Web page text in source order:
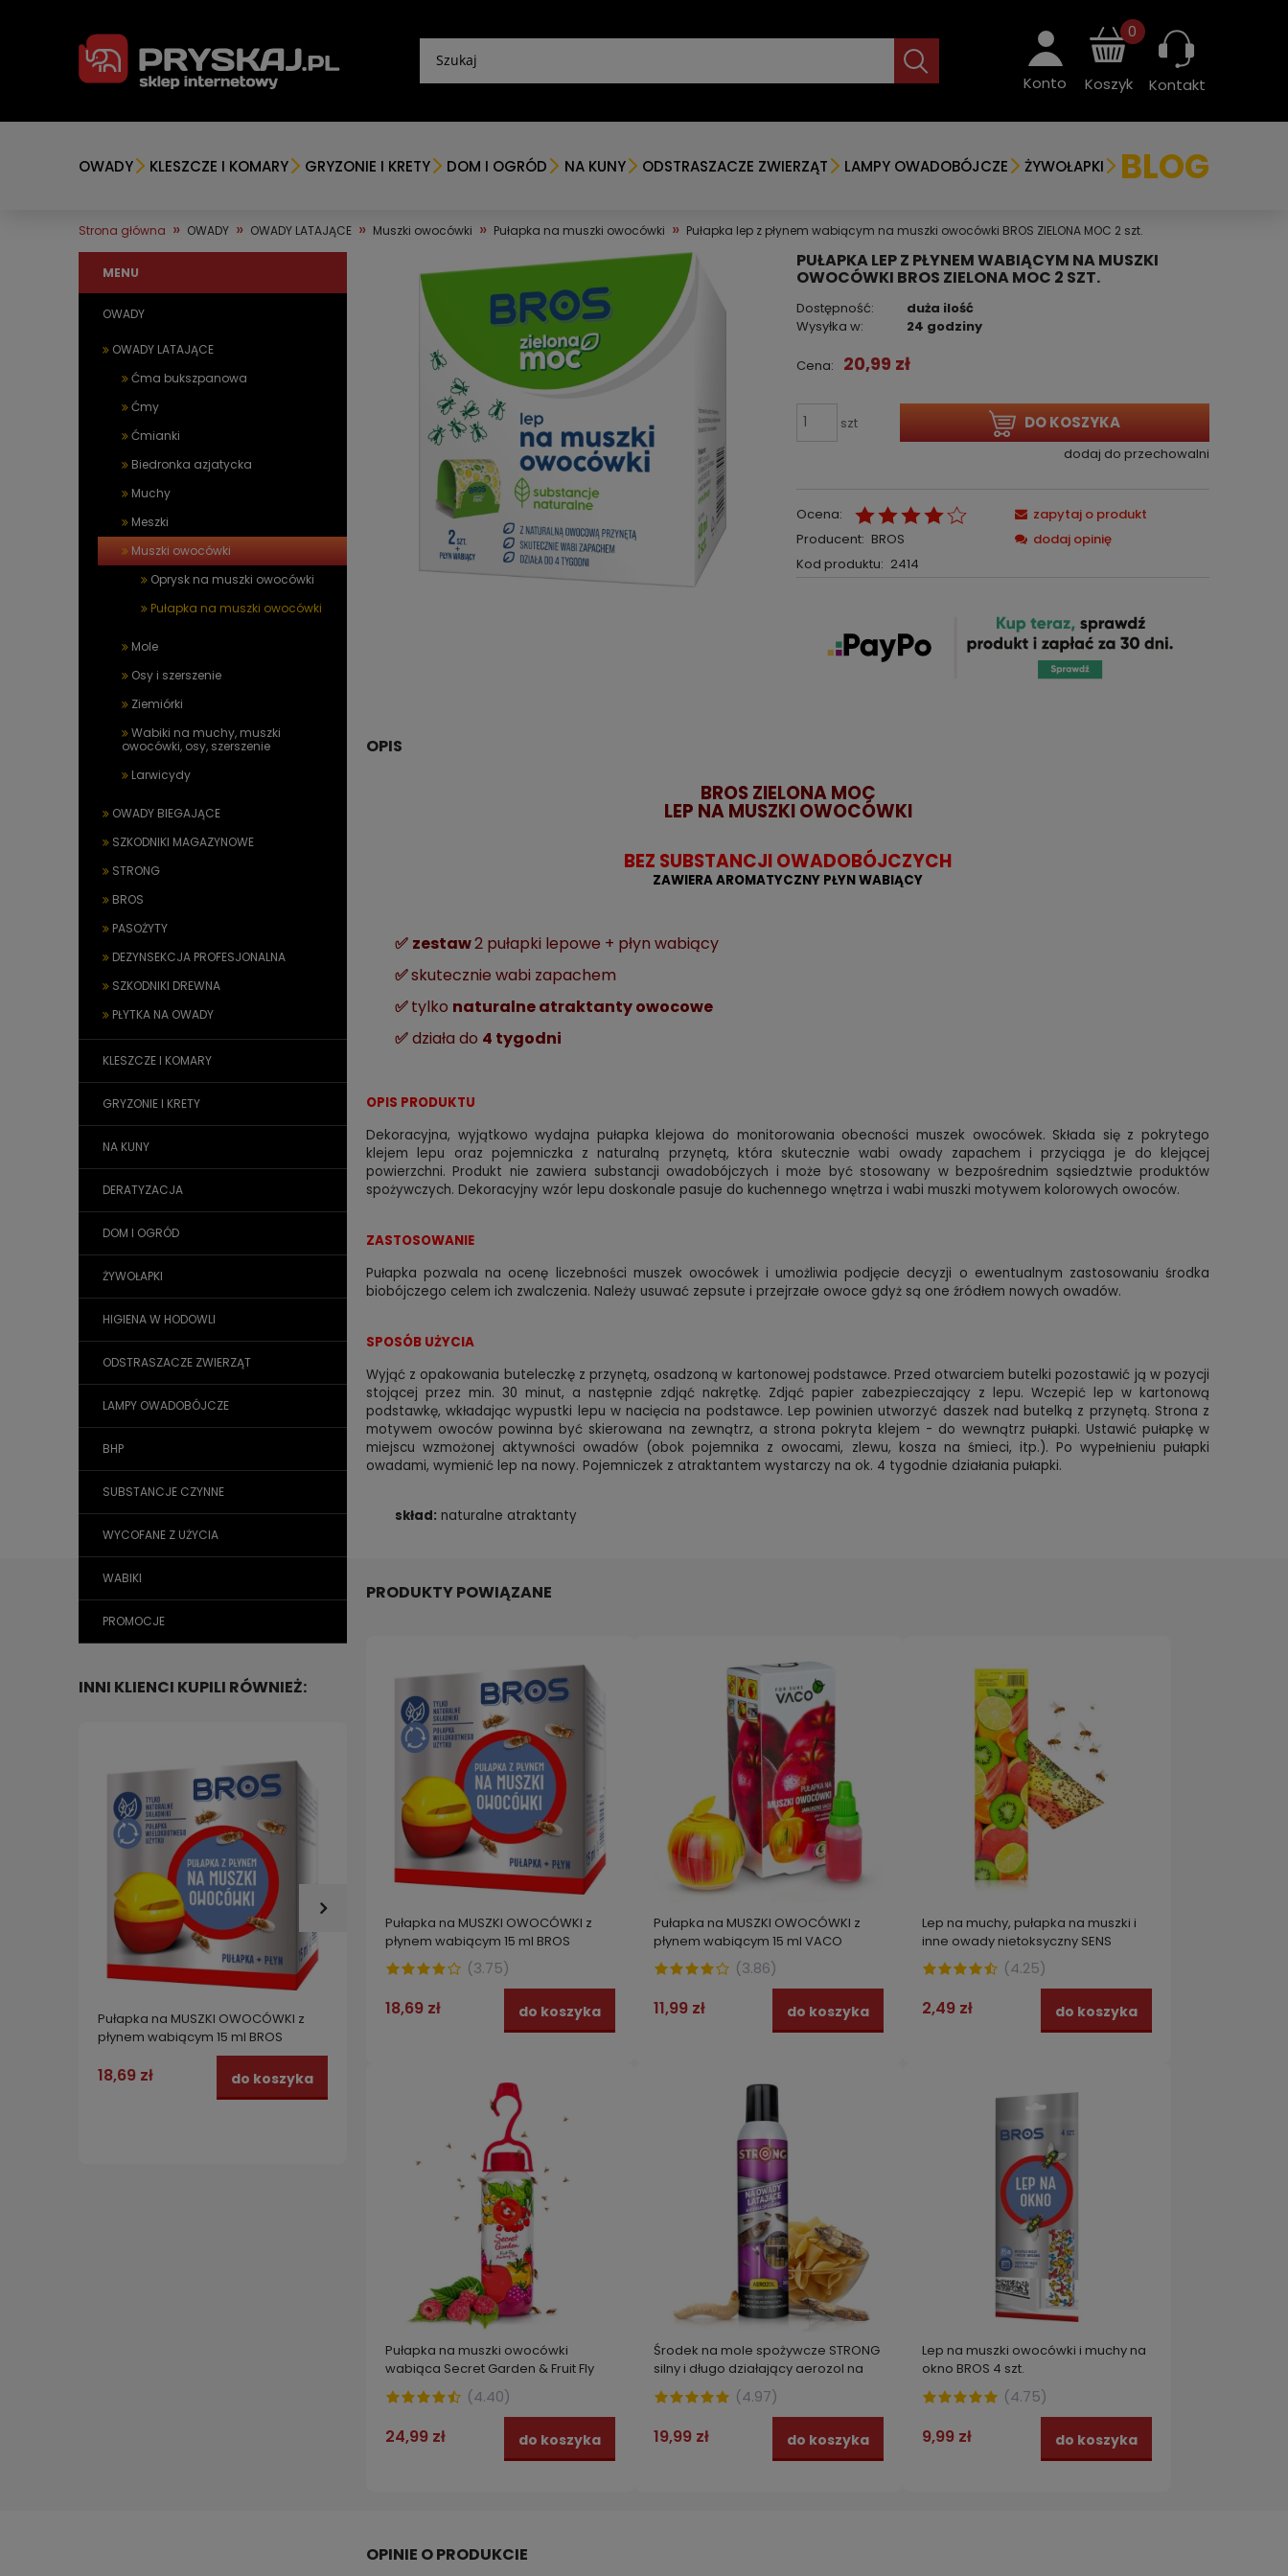
Konto Koszyk
0
Kontakt
OWADY KLESZCZE I KOMARY GRYZONIE I KRETY DOM I OGRÓD NA KUNY ODSTRASZACZE ZWIERZĄT LAMPY OWADOBÓJCZE ŻYWOŁAPKI BLOG
Strona główna » OWADY » OWADY LATAJĄCE » Muszki owocówki » Pułapka na muszki owocówki » Pułapka lep z płynem wabiącym na muszki owocówki BROS ZIELONA MOC 2 szt.
MENU
OWADY
OWADY LATAJĄCE
Ćma bukszpanowa
Ćmy
Ćmianki
Biedronka azjatycka
Muchy
Meszki
Muszki owocówki
Oprysk na muszki owocówki
Pułapka na muszki owocówki
Mole
Osy i szerszenie
Ziemiórki
Wabiki na muchy, muszki
owocówki, osy, szerszenie
Larwicydy
OWADY BIEGAJĄCE
SZKODNIKI MAGAZYNOWE
STRONG
BROS
PASOŻYTY
DEZYNSEKCJA PROFESJONALNA
SZKODNIKI DREWNA
PŁYTKA NA OWADY
KLESZCZE I KOMARY
GRYZONIE I KRETY
NA KUNY
DERATYZACJA
DOM I OGRÓD
ŻYWOŁAPKI
HIGIENA W HODOWLI
ODSTRASZACZE ZWIERZĄT
LAMPY OWADOBÓJCZE
BHP
SUBSTANCJE CZYNNE
WYCOFANE Z UŻYCIA
WABIKI
PROMOCJE
INNI KLIENCI KUPILI RÓWNIEŻ:
Pułapka na MUSZKI OWOCÓWKI z
płynem wabiącym 15 ml BROS
18,69 zł do koszyka
Środek na pluskwy. Oprysk gotowy
do użycia, preparat STRONG 500 ml
XIREIN skuteczny środek przeciw
drewnojadom 1 l KORNIKI, KOŁATKI,
Pułapka na muchy z silnym
wabikiem STRONG nawet na 25000
PUŁAPKA LEP Z PŁYNEM WABIĄCYM NA MUSZKI
OWOCÓWKI BROS ZIELONA MOC 2 SZT.
Dostępność:
duża ilość
Wysyłka w:
24 godziny
Cena: 20,99 zł
szt DO KOSZYKA
dodaj do przechowalni
Ocena:
Producent: BROS
Kod produktu: 2414
zapytaj o produkt
dodaj opinię
OPIS
BROS ZIELONA MOC
LEP NA MUSZKI OWOCÓWKI
BEZ SUBSTANCJI OWADOBÓJCZYCH
ZAWIERA AROMATYCZNY PŁYN WABIĄCY
✅ zestaw2 pułapki lepowe + płyn wabiący
✅skutecznie wabi zapachem
✅tylko naturalne atraktanty owocowe
✅działa do 4 tygodni
OPIS PRODUKTU
Dekoracyjna, wyjątkowo wydajna pułapka klejowa do monitorowania obecności muszek owocówek. Składa się z pokrytego
klejem lepu oraz pojemniczka z naturalną przynętą, która skutecznie wabi owady zapachem i przyciąga je do klejącej
powierzchni. Produkt nie zawiera substancji owadobójczych i może być stosowany w bezpośrednim sąsiedztwie produktów
spożywczych. Dekoracyjny wzór lepu doskonale pasuje do kuchennego wnętrza i wabi muszki motywem kolorowych owoców.
ZASTOSOWANIE
Pułapka pozwala na ocenę liczebności muszek owocówek i umożliwia podjęcie decyzji o ewentualnym zastosowaniu środka
biobójczego celem ich zwalczenia. Należy usuwać zepsute i przejrzałe owoce gdyż są one źródłem nowych owadów.
SPOSÓB UŻYCIA
Wyjąć z opakowania buteleczkę z przynętą, osadzoną w kartonowej podstawce. Przed otwarciem butelki pozostawić ją w pozycji
stojącej przez min. 30 minut, a następnie zdjąć nakrętkę. Zdjąć papier zabezpieczający z lepu. Wczepić lep w kartonową
podstawkę, wkładając wypustki lepu w nacięcia na podstawce. Lep powinien utworzyć daszek nad butelką z przynętą. Strona z
motywem owoców powinna być skierowana na zewnątrz, a strona pokryta klejem - do wewnątrz pułapki. Ustawić pułapkę w
miejscu wzmożonej aktywności owadów (obok pojemnika z owocami, zlewu, kosza na śmieci, itp.). Po wypełnieniu pułapki
owadami, wymienić lep na nowy. Pojemniczek z atraktantem wystarczy na ok. 4 tygodnie działania pułapki.
skład: naturalne atraktanty
PRODUKTY POWIĄZANE
Pułapka na MUSZKI OWOCÓWKI z
płynem wabiącym 15 ml BROS
(3.75)
18,69 zł do koszyka
Pułapka na MUSZKI OWOCÓWKI z
płynem wabiącym 15 ml VACO
(3.86)
11,99 zł do koszyka
Lep na muchy, pułapka na muszki i
inne owady nietoksyczny SENS
(4.25)
2,49 zł do koszyka
Pułapka na muszki owocówki
wabiąca Secret Garden & Fruit Fly
(4.40)
24,99 zł do koszyka
Środek na mole spożywcze STRONG
silny i długo działający aerozol na
owady latające 300 ml
(4.97)
19,99 zł do koszyka
Lep na muszki owocówki i muchy na
okno BROS 4 szt.
(4.75)
9,99 zł do koszyka